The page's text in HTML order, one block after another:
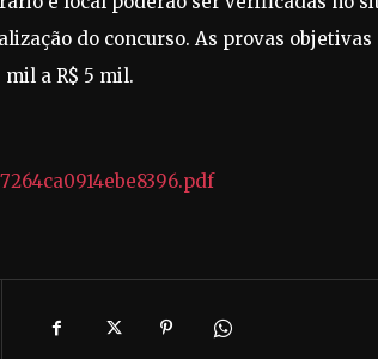
do concurso. As provas objetivas
mil a R$ 5 mil.